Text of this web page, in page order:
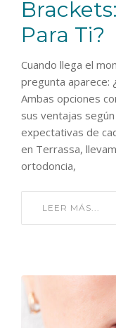
Para Ti?
Cuando llega el
pregunta aparece:
Ambas opciones
sus ventajas
expectativas de
en Terrassa,
ortodoncia,
LEER MÁS...